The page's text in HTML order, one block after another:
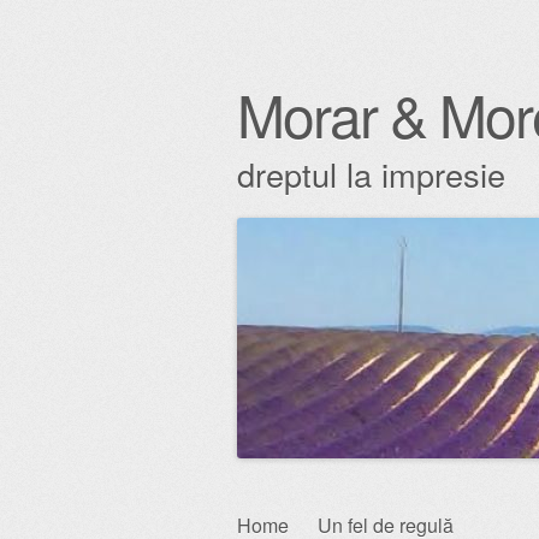
Morar &
dreptul la impresie
Skip
Home Un fel de regulă